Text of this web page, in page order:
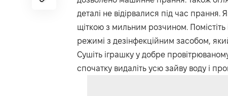
деталі не відірвалися під час
щіткою з мильним розчином.
режимі з дезінфекційним засобом,
Сушіть іграшку у добре
спочатку видаліть усю зайву воду і